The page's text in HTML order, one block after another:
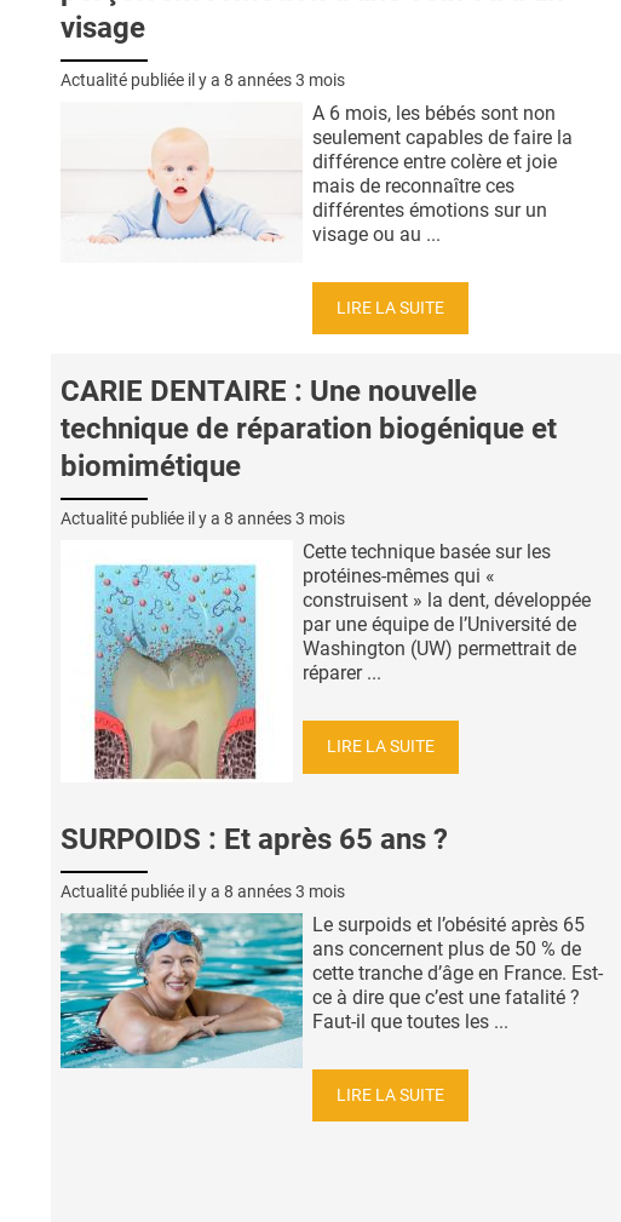
visage
Actualité publiée il y a 8 années 3 mois
A 6 mois, les bébés sont non
seulement capables de faire la
différence entre colère et joie
mais de reconnaître ces
différentes émotions sur un
visage ou au ...
LIRE LA SUITE
CARIE DENTAIRE : Une nouvelle
technique de réparation biogénique et
biomimétique
Actualité publiée il y a 8 années 3 mois
Cette technique basée sur les
protéines-mêmes qui «
construisent » la dent, développée
par une équipe de l’Université de
Washington (UW) permettrait de
réparer ...
LIRE LA SUITE
SURPOIDS : Et après 65 ans ?
Actualité publiée il y a 8 années 3 mois
Le surpoids et l’obésité après 65
ans concernent plus de 50 % de
cette tranche d’âge en France. Est-
ce à dire que c’est une fatalité ?
Faut-il que toutes les ...
LIRE LA SUITE